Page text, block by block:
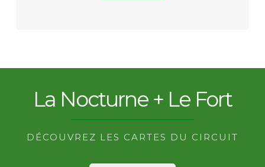
La Nocturne + Le Fort
DÉCOUVREZ LES CARTES DU CIRCUIT